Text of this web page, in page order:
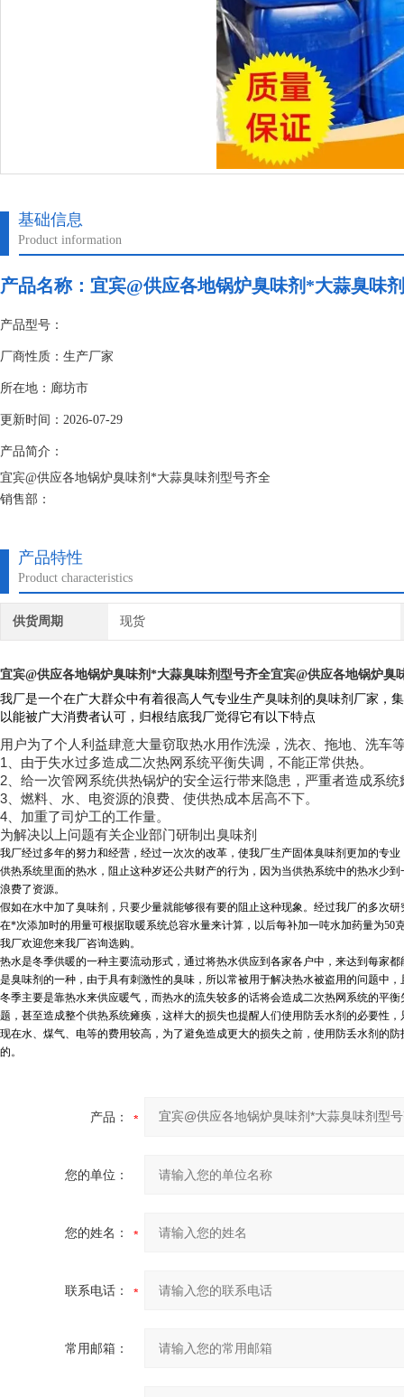
基础信息
Product information
产品名称： 宜宾@供应各地锅炉臭味剂*大蒜臭味
产品型号：
厂商性质：生产厂家
所在地：廊坊市
更新时间：2026-07-29
产品简介：
宜宾@供应各地锅炉臭味剂*大蒜臭味剂型号齐全
销售部：
产品特性
Product characteristics
供货周期 现货
宜宾@供应各地锅炉臭味剂*大蒜臭味剂型号齐全宜宾@供应各地锅炉臭
我厂是一个在广大群众中有着很高人气专业生产臭味剂的臭味剂厂家，
以能被广大消费者认可，归根结底我厂觉得它有以下特点
用户为了个人利益肆意大量窃取热水用作洗澡，洗衣、拖地、洗车
1 、由于失水过多造成二次热网系统平衡失调，不能正常供热。
2 、给一次管网系统供热锅炉的安全运行带来隐患，严重者造成系
3 、燃料、水、电资源的浪费、使供热成本居高不下。
4 、加重了司炉工的工作量。
为解决以上问题有关企业部门研制出臭味剂
我厂经过多年的努力和经营，经过一次次的改革，使我厂生产固体臭味剂更加的专
供热系统里面的热水，阻止这种岁还公共财产的行为，因为当供热系统中的热水少
浪费了资源。
假如在水中加了臭味剂，只要少量就能够很有要的阻止这种现象。经过我厂的多次
在*次添加时的用量可根据取暖系统总容水量来计算，以后每补加一吨水加药量为50
我厂欢迎您来我厂咨询选购。
热水是冬季供暖的一种主要流动形式，通过将热水供应到各家各户中，来达到每家
是臭味剂的一种，由于具有刺激性的臭味，所以常被用于解决热水被盗用的问题中，
冬季主要是靠热水来供应暖气，而热水的流失较多的话将会造成二次热网系统的平
题，甚至造成整个供热系统瘫痪，这样大的损失也提醒人们使用防丢水剂的必要性
现在水、煤气、电等的费用较高，为了避免造成更大的损失之前，使用防丢水剂的
的。
产品：
您的单位：
您的姓名：
联系电话：
常用邮箱：